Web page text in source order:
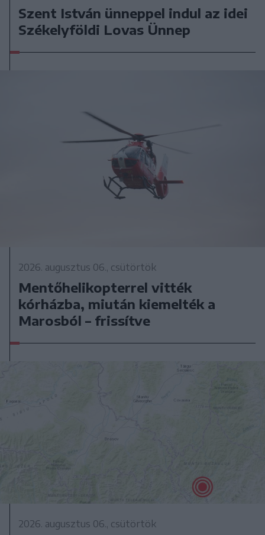
Szent István ünneppel indul az idei
Székelyföldi Lovas Ünnep
2026. augusztus 06., csütörtök
Mentőhelikopterrel vitték
kórházba, miután kiemelték a
Marosból – frissítve
2026. augusztus 06., csütörtök